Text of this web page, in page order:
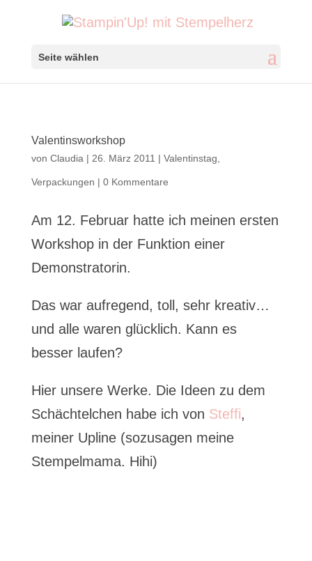
Seite wählen
Valentinsworkshop
von Claudia | 26. März 2011 | Valentinstag
Verpackungen | 0 Kommentare
Am 12. Februar hatte ich meinen ersten
Workshop in der Funktion einer
Demonstratorin.
Das war aufregend, toll, sehr kreativ…
und alle waren glücklich. Kann es
besser laufen?
Hier unsere Werke. Die Ideen zu dem
Schächtelchen habe ich von Steffi,
meiner Upline (sozusagen meine
Stempelmama. Hihi)